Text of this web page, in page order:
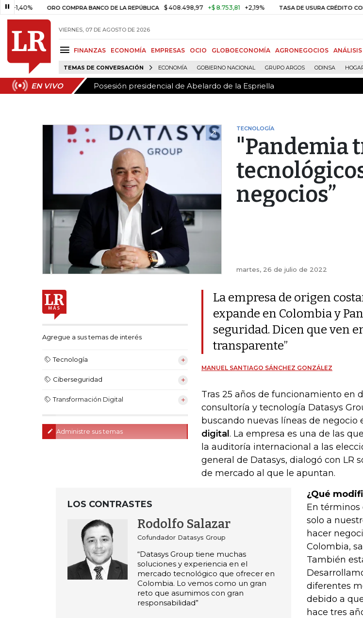
ORO COMPRA BANCO DE LA REPÚBLICA $ 408.498,97 +$ 8.753,81 +2,19% TASA DE USURA CRÉDITO CONSUMO
VIERNES, 07 DE AGOSTO DE 2026
FINANZAS ECONOMÍA EMPRESAS OCIO GLOBOECONOMÍA AGRONEGOCIOS ANÁLISIS
TEMAS DE CONVERSACIÓN ECONOMÍA GOBIERNO NACIONAL GRUPO ARGOS ODINSA
EN VIVO Posesión presidencial de Abelardo de la Espriella
EN VIVO Posesión presidencial de Abelardo de la Espriella
TECNOLOGÍA
"Pandemia
negocios”
martes, 26 de julio de 2022
Agregue a sus temas de interés
Tecnología
Ciberseguridad
Transformación Digital
Administre sus temas
La empresa de origen
expande en Colombia y
seguridad. Dicen que ven
transparente”
MANUEL SANTIAGO SÁNCHEZ GONZÁLEZ
Tras 25 años de funcionamiento en
consultoría y tecnología Datasys
buscando nuevas líneas de negocio
digital . La empresa es una de las
la auditoría internacional a las
general de Datasys, dialogó con LR
de mercado al que le apuntan.
LOS CONTRASTES
Rodolfo Salazar
Cofundador Datasys Group
“Datasys Group tiene muchas
soluciones y experiencia en el
mercado tecnológico que ofrecer en
Colombia. Lo vemos como un gran
reto que asumimos con gran
responsabilidad”
¿Qué
En términos
solo a
hacer
Colombia,
También
diferentes
debido a
hace tres